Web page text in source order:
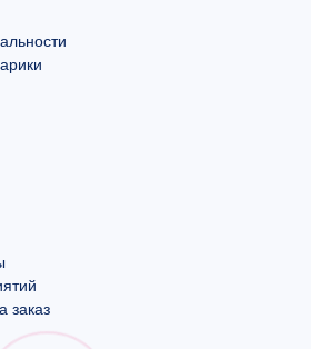
заказ